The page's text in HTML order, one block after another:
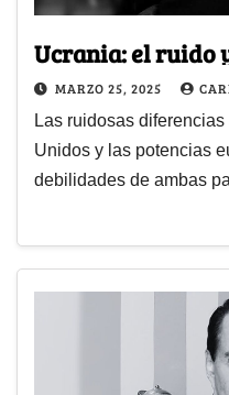
Ucrania: el ruido
MARZO 25, 2025
Las ruidosas
Unidos y las potencias
debilidades de ambas